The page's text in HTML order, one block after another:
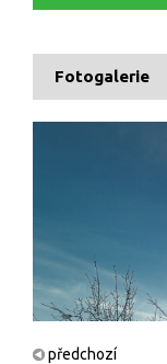
Fotogalerie
předchozí